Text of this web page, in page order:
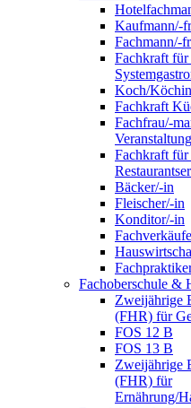
Kaufmann/-
Fachmann/-
Fachkraft
Koch/Köchin
Fachkraft
Fachfrau/-
Fachkraft
Bäcker/-in
Fleischer/-in
Konditor/-in
Fachoberschule &
Zweijährige
(FHR) für
FOS 12 B
FOS 13 B
Zweijährige
(FHR) für
Ernährung/